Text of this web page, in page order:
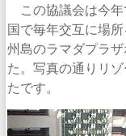
この協議会は今年
国で毎年交互に場
州島のラマダプラ
た。写真の通りリ
たです。